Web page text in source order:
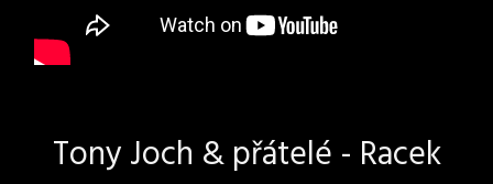
Tony Joch & přátelé - Racek